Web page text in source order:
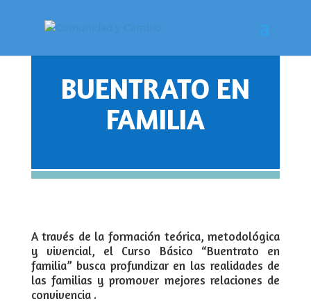
BUENTRATO EN
FAMILIA
A través de la formación teórica, metodológica
y vivencial, el Curso Básico “Buentrato en
familia” busca profundizar en las realidades de
las familias y promover mejores relaciones de
convivencia .